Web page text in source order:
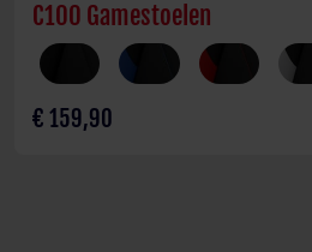
C100 Gamestoelen
€ 159,90